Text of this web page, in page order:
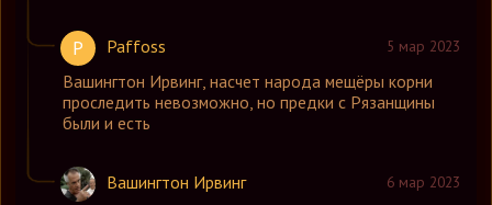
5 мар 2023
P
Paffoss
Вашингтон Ирвинг, насчет народа мещёры корни
проследить невозможно, но предки с Рязанщины
были и есть
6 мар 2023
Вашингтон Ирвинг